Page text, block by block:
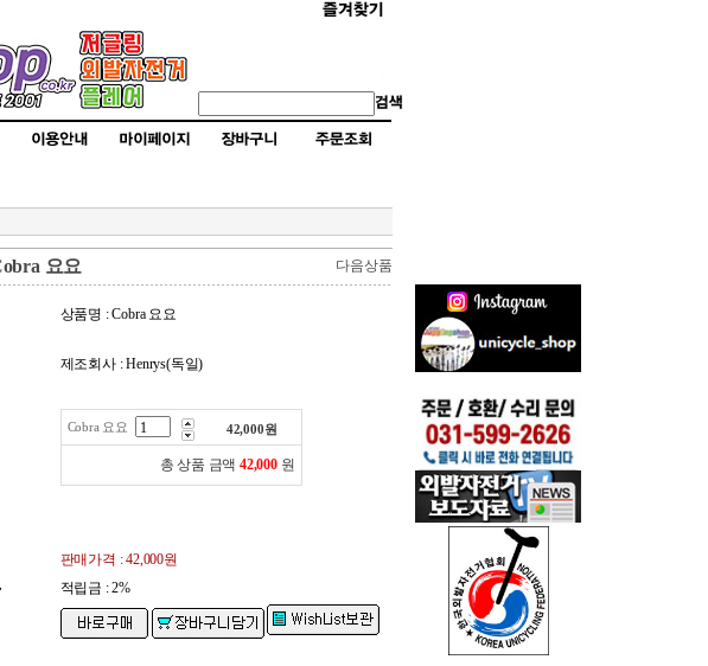
요요 다음상품
상품명 : Cobra 요요
제조회사 : Henrys(독일)
Cobra 요요 42,000원
총 상품 금액 42,000 원
판매가격 :42,000원
적립금 : 2%